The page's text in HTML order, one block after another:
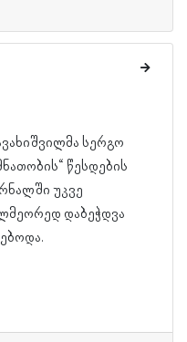
სერგო
წესდების
უკვე
დაბეჭდვა